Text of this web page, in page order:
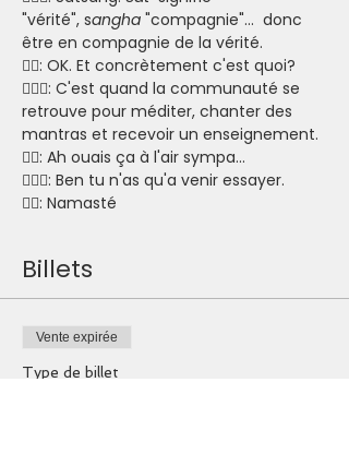
"vérité", sangha "compagnie"...  donc
être en compagnie de la vérité.
🧘‍♀️: OK. Et concrètement c'est quoi?
🧘🏾‍♂️: C'est quand la communauté se
retrouve pour méditer, chanter des
mantras et recevoir un enseignement.
🧘‍♀️: Ah ouais ça à l'air sympa...
🧘🏾‍♂️: Ben tu n'as qu'a venir essayer.
🧘‍♀️: Namasté
Billets
Vente expirée
Type de billet